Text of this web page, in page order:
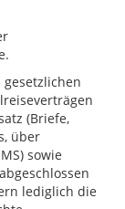
gesetzlichen
(Briefe,
über
sowie
lediglich die